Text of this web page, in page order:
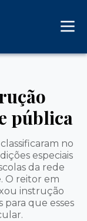
pública
no
especiais
da rede
O reitor em
instrução
que esses